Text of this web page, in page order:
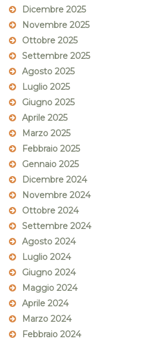
Dicembre 2025
Novembre 2025
Ottobre 2025
Settembre 2025
Agosto 2025
Luglio 2025
Giugno 2025
Aprile 2025
Marzo 2025
Febbraio 2025
Gennaio 2025
Dicembre 2024
Novembre 2024
Ottobre 2024
Settembre 2024
Agosto 2024
Luglio 2024
Giugno 2024
Maggio 2024
Aprile 2024
Marzo 2024
Febbraio 2024